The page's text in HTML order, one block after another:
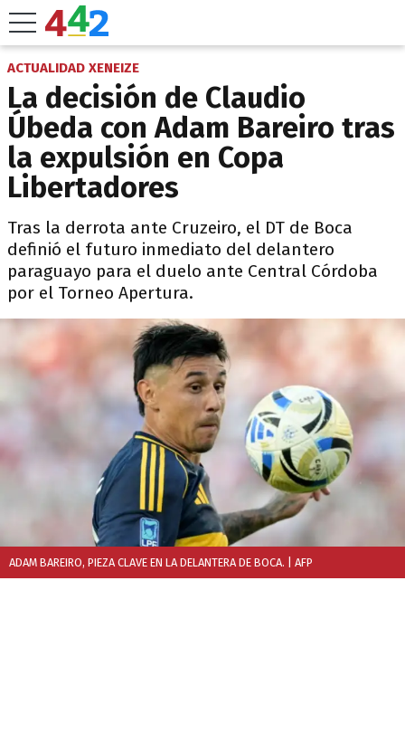
ACTUALIDAD XENEIZE
La decisión de Claudio
Úbeda con Adam Bareiro tras
la expulsión en Copa
Libertadores
Tras la derrota ante Cruzeiro, el DT de Boca
definió el futuro inmediato del delantero
paraguayo para el duelo ante Central Córdoba
por el Torneo Apertura.
ADAM BAREIRO, PIEZA CLAVE EN LA DELANTERA DE BOCA. | AFP